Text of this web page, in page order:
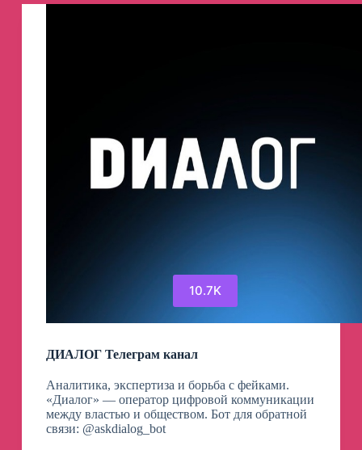
10.7K
ДИАЛОГ Телеграм канал
Аналитика, экспертиза и борьба с фейками.
«Диалог» — оператор цифровой коммуникации
между властью и обществом. Бот для обратной
связи: @askdialog_bot